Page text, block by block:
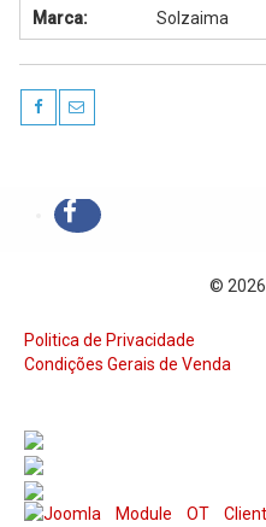
Marca: Solzaima
© 2026
Politica de Privacidade
Condições Gerais de Venda